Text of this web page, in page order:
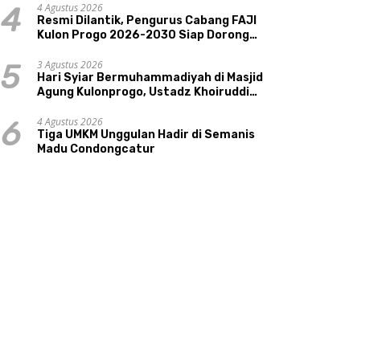
4
4 Agustus 2026
Resmi Dilantik, Pengurus Cabang FAJI
Kulon Progo 2026-2030 Siap Dorong
Sungai Progo
5
3 Agustus 2026
Hari Syiar Bermuhammadiyah di Masjid
Agung Kulonprogo, Ustadz Khoiruddin
Sakinah Adalah Agama
6
4 Agustus 2026
Tiga UMKM Unggulan Hadir di Semanis
Madu Condongcatur